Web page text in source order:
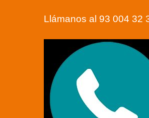
Llámanos al 93 004 32